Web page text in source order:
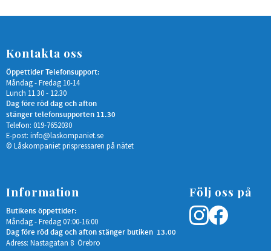
Kontakta oss
Öppettider Telefonsupport:
Måndag - Fredag 10-14
Lunch 11.30 - 12.30
Dag före röd dag och afton
stänger telefonsupporten 11.30
Telefon: 019-7652030
E-post: info@laskompaniet.se
© Låskompaniet prispressaren på nätet
Information
Butikens öppettider:
Måndag - Fredag 07:00-16:00
Dag före röd dag och afton stänger butiken 13.00
Adress: Nastagatan 8 Örebro
Följ oss på